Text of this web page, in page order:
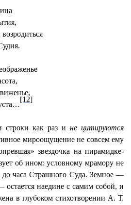
[12]
строки как раз и не цитируются
мироощущение не совсем ему
звездочка на пирамидке-
об ином: условному мрамору не
до часа Страшного Суда. Земное —
наедине с самим собой, и
в глубоком стихотворении А. Т.